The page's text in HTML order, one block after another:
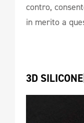
contro,
in merito a
3D